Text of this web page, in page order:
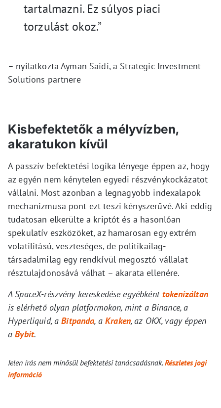
tartalmazni. Ez súlyos piaci
torzulást okoz.”
– nyilatkozta Ayman Saidi, a Strategic Investment
Solutions partnere
Kisbefektetők a mélyvízben,
akaratukon kívül
A passzív befektetési logika lényege éppen az, hogy
az egyén nem kénytelen egyedi részvénykockázatot
vállalni. Most azonban a legnagyobb indexalapok
mechanizmusa pont ezt teszi kényszerűvé. Aki eddig
tudatosan elkerülte a kriptót és a hasonlóan
spekulatív eszközöket, az hamarosan egy extrém
volatilitású, veszteséges, de politikailag-
társadalmilag egy rendkívül megosztó vállalat
résztulajdonosává válhat – akarata ellenére.
A SpaceX-részvény kereskedése egyébkénttokenizáltan
is elérhető olyan platformokon, mint a Binance, a
Hyperliquid, aBitpanda, aKraken, az OKX, vagy éppen
aBybit.
Jelen írás nem minősül befektetési tanácsadásnak.Részletes jogi
információ